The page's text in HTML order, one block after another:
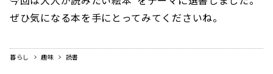
ぜひ気になる本を手にとってみてくださいね。
暮らし 趣味 読書